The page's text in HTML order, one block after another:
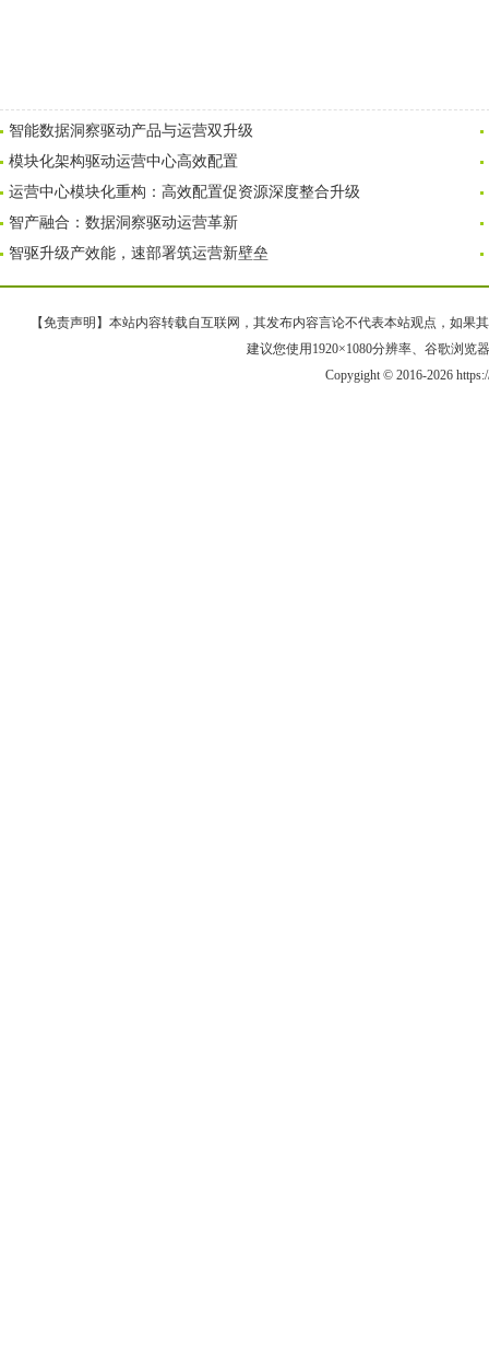
智能数据洞察驱动产品与运营双升级
模块化架构驱动运营中心高效配置
运营中心模块化重构：高效配置促资源深度整合升级
智产融合：数据洞察驱动运营革新
智驱升级产效能，速部署筑运营新壁垒
【免责声明】本站内容转载自互联网，其发布内容言论不代表本站观点，如果
建议您使用1920×1080分辨率、谷歌浏览
Copygight © 2016-2026